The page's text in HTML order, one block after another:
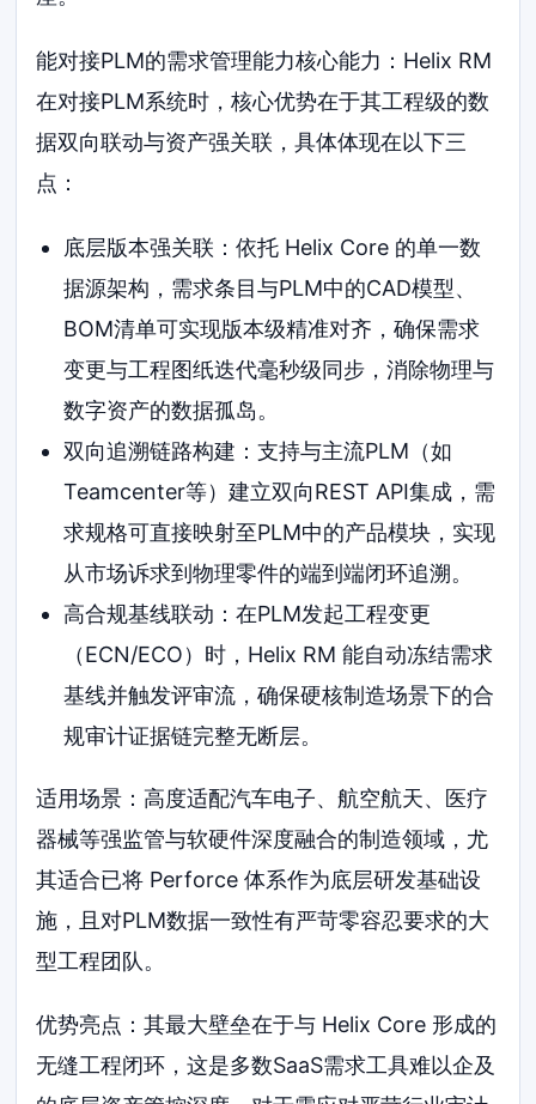
能对接PLM的需求管理能力核心能力：Helix RM
在对接PLM系统时，核心优势在于其工程级的数
据双向联动与资产强关联，具体体现在以下三
点：
底层版本强关联：依托 Helix Core 的单一数
据源架构，需求条目与PLM中的CAD模型、
BOM清单可实现版本级精准对齐，确保需求
变更与工程图纸迭代毫秒级同步，消除物理与
数字资产的数据孤岛。
双向追溯链路构建：支持与主流PLM（如
Teamcenter等）建立双向REST API集成，需
求规格可直接映射至PLM中的产品模块，实现
从市场诉求到物理零件的端到端闭环追溯。
高合规基线联动：在PLM发起工程变更
（ECN/ECO）时，Helix RM 能自动冻结需求
基线并触发评审流，确保硬核制造场景下的合
规审计证据链完整无断层。
适用场景：高度适配汽车电子、航空航天、医疗
器械等强监管与软硬件深度融合的制造领域，尤
其适合已将 Perforce 体系作为底层研发基础设
施，且对PLM数据一致性有严苛零容忍要求的大
型工程团队。
优势亮点：其最大壁垒在于与 Helix Core 形成的
无缝工程闭环，这是多数SaaS需求工具难以企及